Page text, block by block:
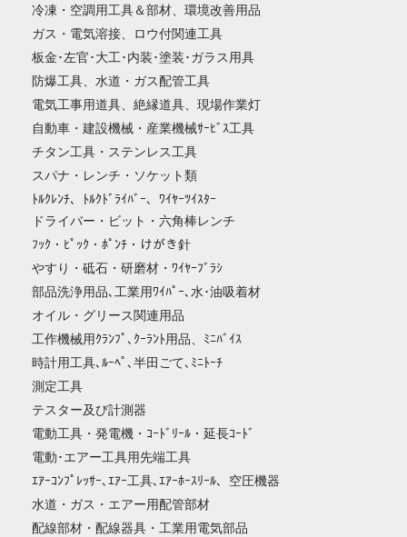
冷凍・空調用工具＆部材、環境改善用品
ガス・電気溶接、ロウ付関連工具
板金･左官･大工･内装･塗装･ガラス用具
防爆工具、水道・ガス配管工具
電気工事用道具、絶縁道具、現場作業灯
自動車・建設機械・産業機械ｻｰﾋﾞｽ工具
チタン工具・ステンレス工具
スパナ・レンチ・ソケット類
ﾄﾙｸﾚﾝﾁ、ﾄﾙｸﾄﾞﾗｲﾊﾞｰ、ﾜｲﾔｰﾂｲｽﾀｰ
ドライバー・ビット・六角棒レンチ
ﾌｯｸ・ﾋﾟｯｸ・ﾎﾟﾝﾁ・けがき針
やすり・砥石・研磨材・ﾜｲﾔｰﾌﾞﾗｼ
部品洗浄用品､工業用ﾜｲﾊﾟｰ､水･油吸着材
オイル・グリース関連用品
工作機械用ｸﾗﾝﾌﾟ､ｸｰﾗﾝﾄ用品、ﾐﾆﾊﾞｲｽ
時計用工具､ﾙｰﾍﾟ､半田ごて､ﾐﾆﾄｰﾁ
測定工具
テスター及び計測器
電動工具・発電機・ｺｰﾄﾞﾘｰﾙ・延長ｺｰﾄﾞ
電動･エアー工具用先端工具
ｴｱｰｺﾝﾌﾟﾚｯｻｰ､ｴｱｰ工具､ｴｱｰﾎｰｽﾘｰﾙ、空圧機器
水道・ガス・エアー用配管部材
配線部材・配線器具・工業用電気部品